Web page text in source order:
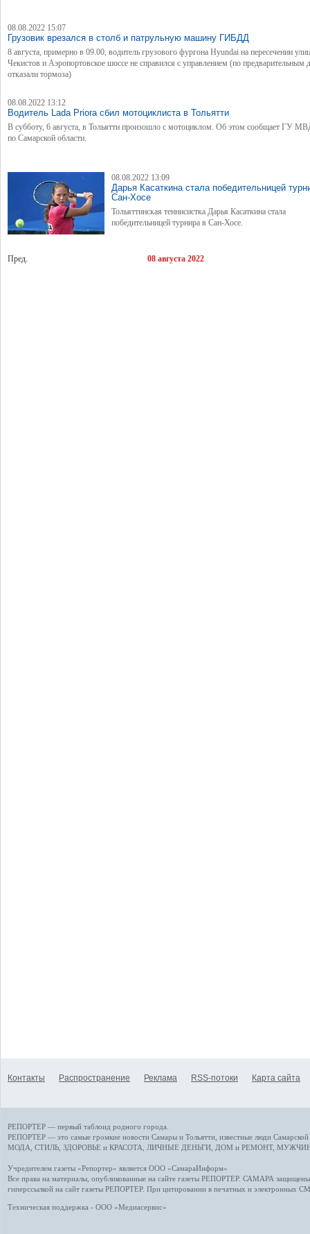
08.08.2022 15:07
Грузовик врезался в столб и патрульную машину ГИБДД
8 августа, примерно в 09.00, водитель грузового фургона Hyundai на пересечении улиц
Чекистов и Аэропортовское шоссе не справился с управлением (по предварительным
отказали тормоза)
08.08.2022 13:12
Водитель Lada Priora сбил мотоциклиста в Тольятти
В субботу, 6 августа, в Тольятти произошло с мотоциклом. Об этом сообщает ГУ
по Самарской области.
08.08.2022 13:09
Дарья Касаткина стала победительницей
Сан-Хосе
Тольяттинская теннисистка Дарья Касаткина стала
победительницей турнира в Сан-Хосе.
Пред. 08 августа 2022
Контакты Распространение Реклама RSS-потоки Карта сайта
РЕПОРТЕР — первый таблоид родного города.
РЕПОРТЕР — это самые громкие новости Самары и Тольятти, известные люди
МОДА, СТИЛЬ ЗДОРОВЬЕ и КРАСОТА ЛИЧНЫЕ ДЕНЬГИ ДОМ и РЕМОНТ,
Учредителем газеты «Репортер» является ООО «СамараИнформ»
Все права на материалы, опубликованные на сайте газеты РЕПОРТЕР. САМАРА защищены.
гиперссылкой на сайт газеты РЕПОРТЕР. При цитировании в печатных и электронных
Техническая поддержка - ООО «Медиасервис»